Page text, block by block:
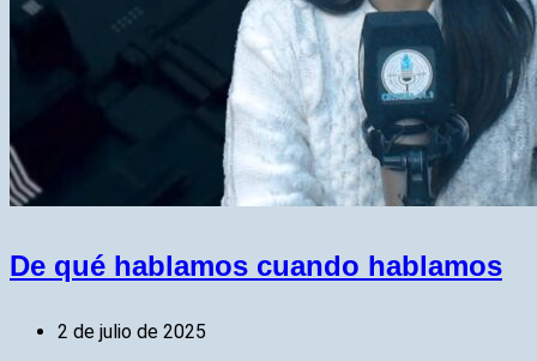
De qué hablamos cuando hablamos
2 de julio de 2025